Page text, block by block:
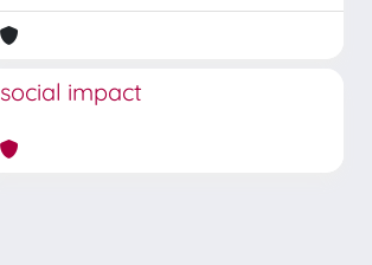
social impact